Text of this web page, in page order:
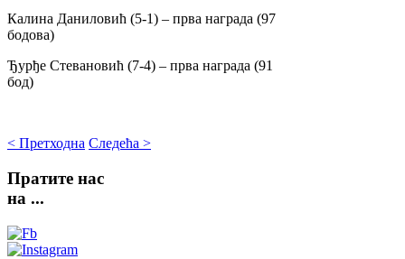
Калина Даниловић (5-1) – прва награда (97
бодова)
Ђурђе Стевановић (7-4) – прва награда (91
бод)
< Претходна Следећа >
Пратите нас
на ...